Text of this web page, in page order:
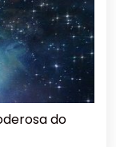
do